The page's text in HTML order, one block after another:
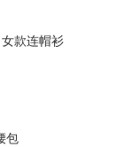
款连帽衫
包